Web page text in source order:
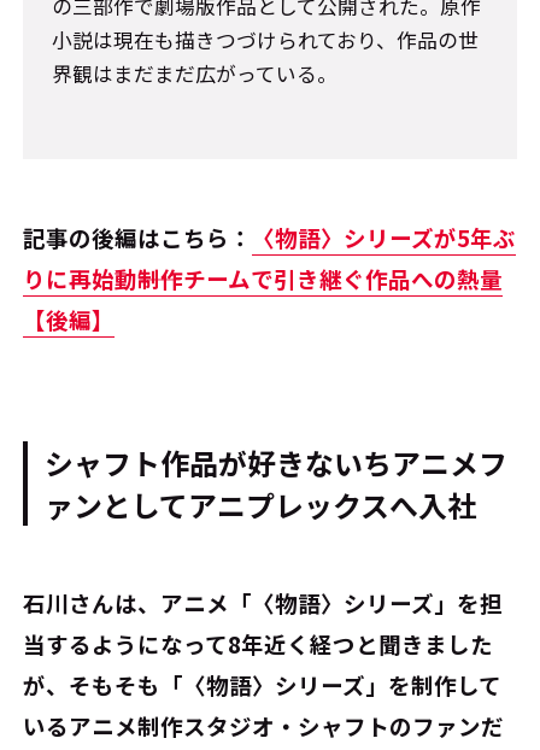
小説は現在も描きつづけられており、作品の世
界観はまだまだ広がっている。
記事の後編はこちら：
〈物語〉シリーズが5年ぶ
りに再始動――制作チームで引き継ぐ作品への熱量
【後編】
シャフト作品が好きないちアニメフ
ァンとしてアニプレックスへ入社
――石川さんは、アニメ「〈物語〉シリーズ」を担
当するようになって8年近く経つと聞きました
が、そもそも「〈物語〉シリーズ」を制作して
いるアニメ制作スタジオ・シャフトのファンだ